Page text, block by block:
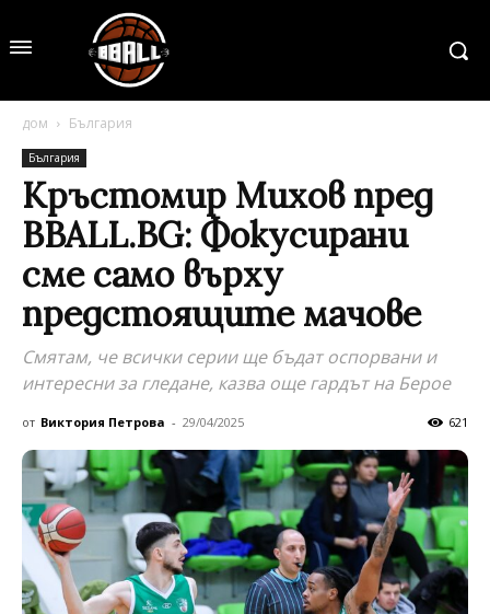
дом България
България
Кръстомир Михов пред
BBALL.BG: Фокусирани
сме само върху
предстоящите мачове
Смятам, че всички серии ще бъдат оспорвани и
интересни за гледане, казва още гардът на Берое
от Виктория Петрова - 29/04/2025 621